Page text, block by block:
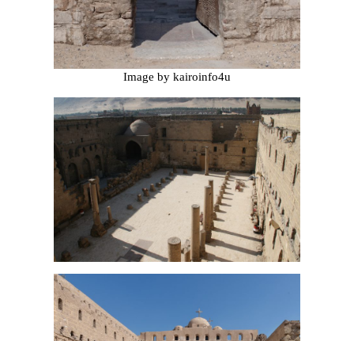
Image by kairoinfo4u